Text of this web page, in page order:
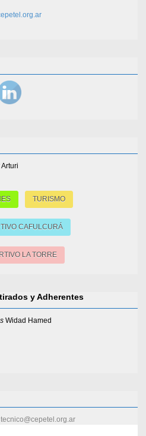
TURISMO
CAFULCURÁ
LA TORRE
y Adherentes
Widad Hamed
tecnico@cepetel.org.ar